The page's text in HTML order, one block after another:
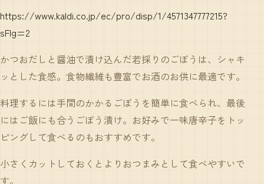
https://www.kaldi.co.jp/ec/pro/disp/1/4571347777215?
sFlg=2
かつおだしと醤油で漬け込んだ若採りのごぼうは、シャキ
ッとした食感。食物繊維も豊富でお酒のお供に最適です。
料理するには手間のかかるごぼうを簡単に食べられ、最後
にはご飯にも合うごぼう漬け。お好みで一味唐辛子をトッ
ピングして食べるのもおすすめです。
小さくカットしておくとよりおつまみとして食べやすいで
す。